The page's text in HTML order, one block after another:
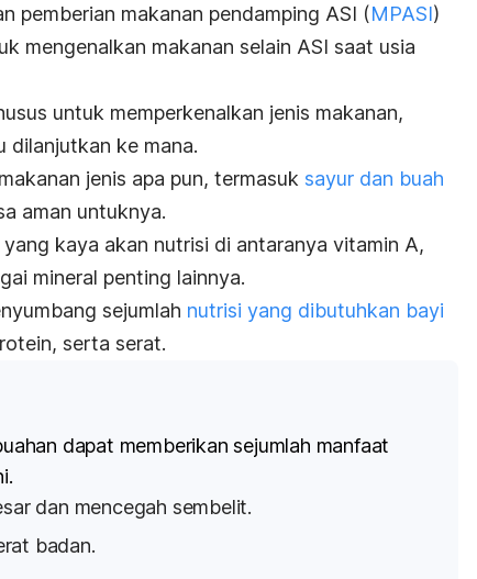
pemberian makanan pendamping ASI (MPASI)
mengenalkan makanan selain ASI saat usia
untuk memperkenalkan jenis makanan,
dilanjutkan ke mana.
jenis apa pun, termasuk sayur dan buah
aman untuknya.
kaya akan nutrisi di antaranya vitamin A,
mineral penting lainnya.
sejumlah nutrisi yang dibutuhkan bayi
serta serat.
dapat memberikan sejumlah manfaat
dan mencegah sembelit.
badan.